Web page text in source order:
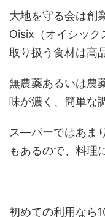
大地を守る会は創
Oisix（オイシック
取り扱う食材は高
無農薬あるいは農
味が濃く、簡単な
ス―パーではあま
もあるので、料理
初めての利用なら